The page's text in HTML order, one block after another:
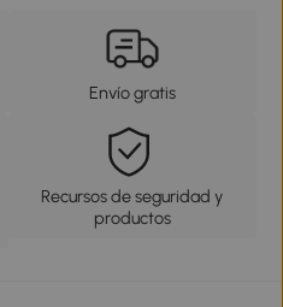
Envío gratis
Recursos de seguridad y
productos